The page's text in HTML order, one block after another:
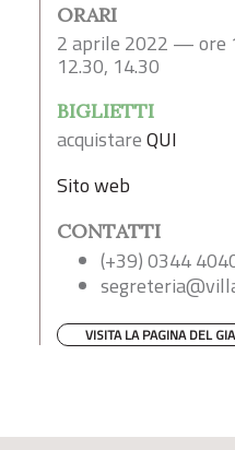
ORARI
2 aprile 2022 — ore
12.30, 14.30
BIGLIETTI
acquistareQUI
Sito web
CONTATTI
(+39) 0344
VISITA LA PAGINA DEL